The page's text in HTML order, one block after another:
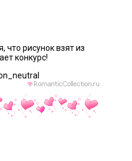
что рисунок взят из
конкурс!